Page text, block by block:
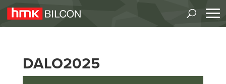
DALO2025